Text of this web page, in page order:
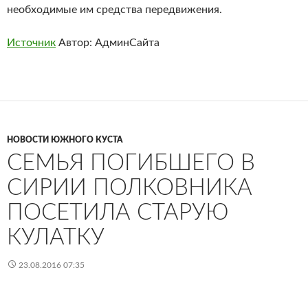
необходимые им средства передвижения.
Источник Автор: АдминСайта
НОВОСТИ ЮЖНОГО КУСТА
СЕМЬЯ ПОГИБШЕГО В
СИРИИ ПОЛКОВНИКА
ПОСЕТИЛА СТАРУЮ
КУЛАТКУ
23.08.2016 07:35